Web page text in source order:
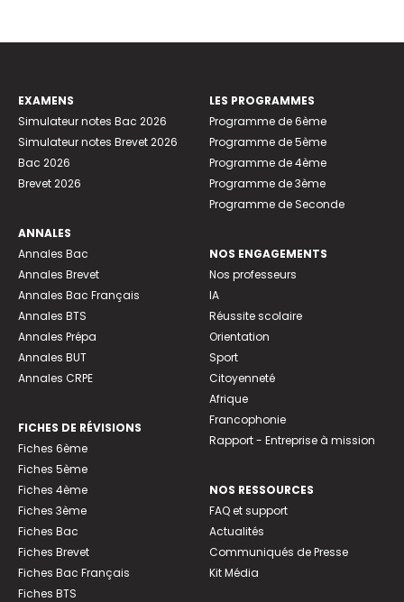
EXAMENS
Simulateur notes Bac 2026
Simulateur notes Brevet 2026
Bac 2026
Brevet 2026
ANNALES
Annales Bac
Annales Brevet
Annales Bac Français
Annales BTS
Annales Prépa
Annales BUT
Annales CRPE
FICHES DE RÉVISIONS
Fiches 6ème
Fiches 5ème
Fiches 4ème
Fiches 3ème
Fiches Bac
Fiches Brevet
Fiches Bac Français
Fiches BTS
LES PROGRAMMES
Programme de 6ème
Programme de 5ème
Programme de 4ème
Programme de 3ème
Programme de Seconde
NOS ENGAGEMENTS
Nos professeurs
IA
Réussite scolaire
Orientation
Sport
Citoyenneté
Afrique
Francophonie
Rapport - Entreprise à mission
NOS RESSOURCES
FAQ et support
Actualités
Communiqués de Presse
Kit Média